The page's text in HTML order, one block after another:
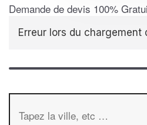
Demande de devis 100%
Erreur lors du chargement